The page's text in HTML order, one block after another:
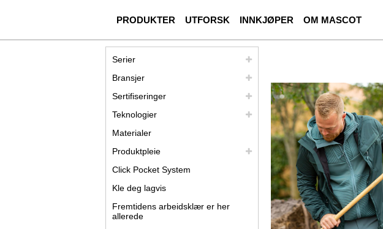
PRODUKTER UTFORSK INNKJØPER OM MASCOT
Serier
Bransjer
Sertifiseringer
Teknologier
Materialer
Produktpleie
Click Pocket System
Kle deg lagvis
Fremtidens arbeidsklær er her
allerede